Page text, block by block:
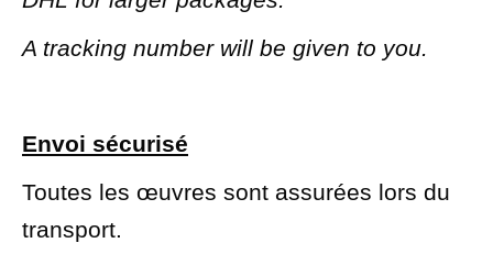
A tracking number will be given to you.
Envoi sécurisé
Toutes les œuvres sont assurées lors du
transport.